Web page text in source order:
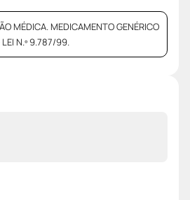
MÉDICA. MEDICAMENTO GENÉRICO
N.º 9.787/99.